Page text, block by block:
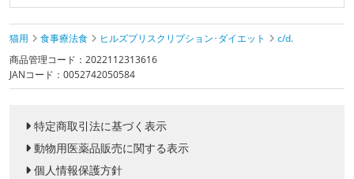
猫用 食事療法食 ヒルズプリスクリプション･ダイエット
c/d.
商品管理コード：2022112313616
JANコード：0052742050584
特定商取引法に基づく表示
動物用医薬品販売に関する表示
個人情報保護方針